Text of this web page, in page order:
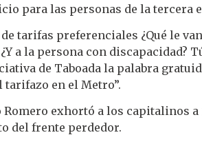
para las personas de la tercera
de tarifas preferenciales ¿Qué le
a la persona con discapacidad?
de Taboada la palabra
tarifazo en el Metro”.
Romero exhortó a los capitalinos
del frente perdedor.